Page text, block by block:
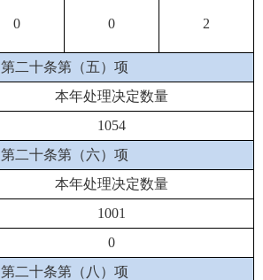
0 0 2
第二十条第（五）项
本年处理决定数量
1054
第二十条第（六）项
本年处理决定数量
1001
0
第二十条第（八）项